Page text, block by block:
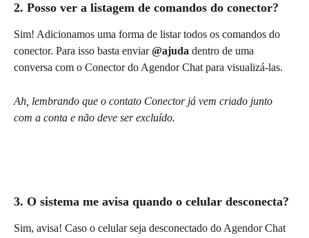
2. Posso ver a listagem de comandos do conector?
Sim! Adicionamos uma forma de listar todos os comandos do
conector. Para isso basta enviar @ajuda dentro de uma
conversa com o Conector do Agendor Chat para visualizá-las.
Ah, lembrando que o contato Conector já vem criado junto
com a conta e não deve ser excluído.
3. O sistema me avisa quando o celular desconecta?
Sim, avisa! Caso o celular seja desconectado do Agendor Chat